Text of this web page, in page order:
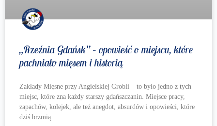
„Rzeźnia Gdańsk” – opowieść o miejscu, które
pachniało mięsem i historią
Zakłady Mięsne przy Angielskiej Grobli – to było jedno z tych
miejsc, które zna każdy starszy gdańszczanin. Miejsce pracy,
zapachów, kolejek, ale też anegdot, absurdów i opowieści, które
dziś brzmią